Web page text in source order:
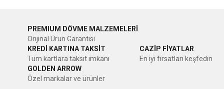
Görüş ve önerileriniz için teşekkür ederiz.
Ürün resmi kalitesiz, bozuk veya görüntülenemiyor.
Ürün açıklamasında eksik bilgiler bulunuyor.
PREMIUM DÖVME MALZEMELERİ
Orijinal Ürün Garantisi
KREDİ KARTINA TAKSİT
Tüm kartlara taksit imkanı
CAZİP FİYATLAR
En iyi fırsatları keşfedin
GOLDEN ARROW
Özel markalar ve ürünler